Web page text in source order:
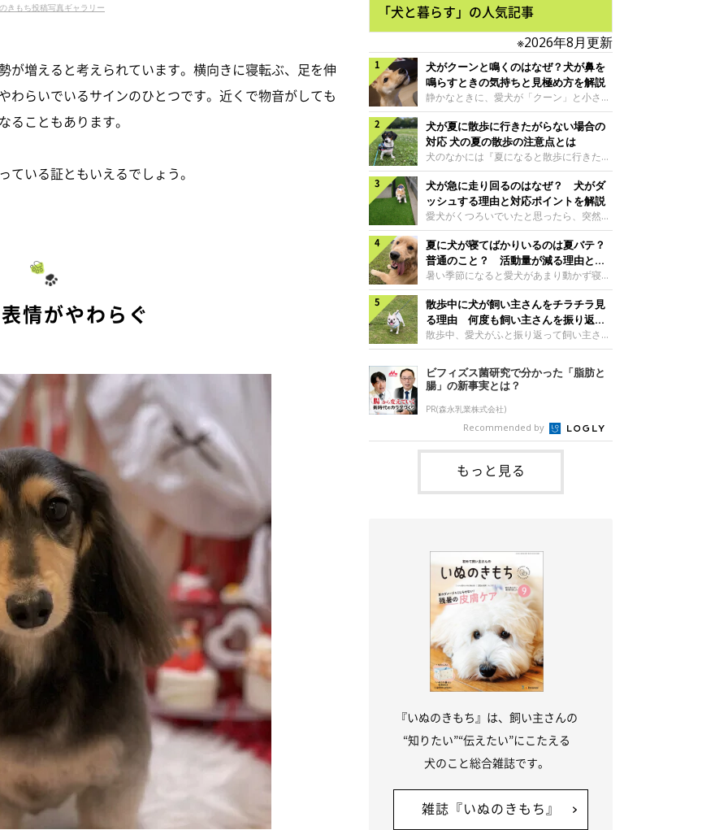
きもち投稿写真ギャラリー
が増えると考えられています。横向きに寝転ぶ、足を伸
わらいでいるサインのひとつです。近くで物音がしても
こともあります。
いる証ともいえるでしょう。
情がやわらぐ
「犬と暮らす」の人気記事
※2026年8月更新
犬がクーンと鳴くのはなぜ？犬が鼻を
鳴らすときの気持ちと見極め方を解説
静かなときに、愛犬が「クーン」と小さく
鳴いたり、鼻を鳴らすような音を出したり
することはありませんか？ 大きく吠える
わけではない分、「不安なの？それとも何
かお願いしているの？」と気になる飼い主
さんもいるかもしれません。今回は、犬が
クーンと鳴く理由や鼻鳴らしの背景、見極
め方と対応のポイントなどについて、いぬ
のきもち獣医師相談室の原 駿太朗先生に
伺いました。クーンと鳴くのはどんな気持
ち？いぬのきもち投稿写真ギャラリー犬が
クーンと小さく鳴くときは、何らかの感情
を伝えようとしている場合があると考えら
れています。大
犬が夏に散歩に行きたがらない場合の
対応 犬の夏の散歩の注意点とは
犬のなかには『夏になると散歩に行きたが
らない、歩かなくなる』『暑い季節は散歩
の気配を察すると涼しい部屋から出ようと
しない』など散歩に行きたがらないコもい
るようです。愛犬の運動をさせてあげたい
のに、散歩に行きたがらない。このような
場合はどう対応すればよいのでしょうか？
「愛犬が夏に散歩に行きたがらない場合の
対応」について、いぬのきもち獣医師相談
室の白山さとこ先生に聞きました。Q.夏に
犬の散歩に行くときの注意点は？ いぬの
きもち投稿写真ギャラリーーー夏に愛犬と
散歩に行くときは、どのようなことに注意
をするとよい
犬が急に走り回るのはなぜ？ 犬がダ
ッシュする理由と対応ポイントを解説
愛犬がくつろいでいたと思ったら、突然部
屋の中を走り回り始める――そんな様子に
驚いたことはありませんか？ 急な動きに
「何が起きているの？」と戸惑う飼い主さ
んも多いでしょう。落ち着いていたはずな
のに、急にスイッチが入ったように見える
と不安になることもあります。今回は、犬
が急に走り回る理由や見極め方などについ
て、いぬのきもち獣医師相談室の岡本りさ
先生に伺いました。犬が急に走り回るのは
ラリー犬が突然走り回る行動は、必ずしも
珍しいものではないと考えられています。
体にたまったエ
夏に犬が寝てばかりいるのは夏バテ？
普通のこと？ 活動量が減る理由と対
策とは
暑い季節になると愛犬があまり動かず寝て
ばかりだと感じる飼い主さんはいません
か？その様子に、愛犬が夏バテで疲れてい
るのか、元気がないのかなど不安に感じる
方もいるのではないかと思います。 で
は、犬が寝てばかりいるときに対処が必要
かを見極める方法はあるのでしょうか？
「犬の活動量が夏に減る理由と対策」につ
いて、いぬのきもち獣医師相談室の山口み
き先生に話を聞きました。Q. 夏に犬の活
動量が減る理由は？ いぬのきもち投稿写
真ギャラリーーー夏に愛犬の活動量が減る
と感じる飼い主さんもいるようです。理由
としてどのようなこ
散歩中に犬が飼い主さんをチラチラ見
る理由 何度も飼い主さんを振り返る
のはなぜ？
散歩中、愛犬がふと振り返って飼い主さん
の様子を確認する…そんな場面に心当たり
はありませんか？ 何度もチラチラ見られ
ると、「何か気になることがあるの？」
「ちゃんと歩けているかな」と不安になる
ことがあるかもしれません。愛犬が歩きな
がら飼い主さんを振り返るしぐさには、ど
んな気持ちが隠れているのでしょうか。今
回は、犬が散歩中に飼い主さんを確認する
理由や注意すべきサインの見極めかた、対
応のポイントなどについて、いぬのきもち
獣医師相談室の原 駿太朗先生に伺いまし
ビフィズス菌研究で分かった「脂肪と
腸」の新事実とは？
PR(森永乳業株式会社)
Recommended by
もっと見る
『いぬのきもち』は、飼い主さんの
“知りたい”“伝えたい”にこたえる
犬のこと総合雑誌です。
雑誌『いぬのきもち』